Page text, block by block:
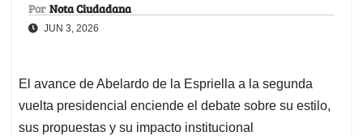
Por Nota Ciudadana
JUN 3, 2026
El avance de Abelardo de la Espriella a la segunda
vuelta presidencial enciende el debate sobre su estilo,
sus propuestas y su impacto institucional